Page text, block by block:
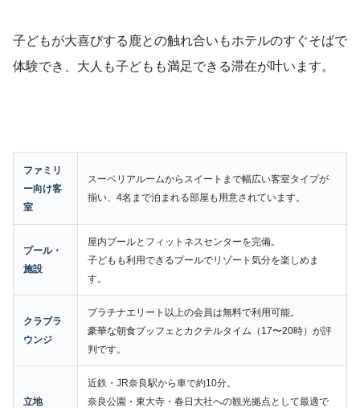
子どもが大喜びする鹿との触れ合いもホテルのすぐそばで
体験でき、大人も子どもも満足できる滞在が叶います。
ファミリ
ー向け客
室
スーペリアルームからスイートまで幅広い客室タイプが
揃い、4名まで泊まれる部屋も用意されています。
プール・
施設
屋内プールとフィットネスセンターを完備。
子どもも利用できるプールでリゾート気分を楽しめま
す。
クラブラ
ウンジ
プラチナエリート以上の会員は無料で利用可能。
豪華な朝食ブッフェとカクテルタイム（17〜20時）が評
判です。
立地
近鉄・JR奈良駅から車で約10分。
奈良公園・東大寺・春日大社への観光拠点として最適で